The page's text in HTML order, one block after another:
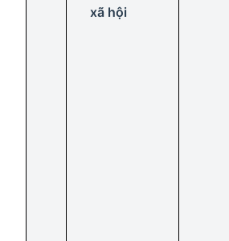
xã hội